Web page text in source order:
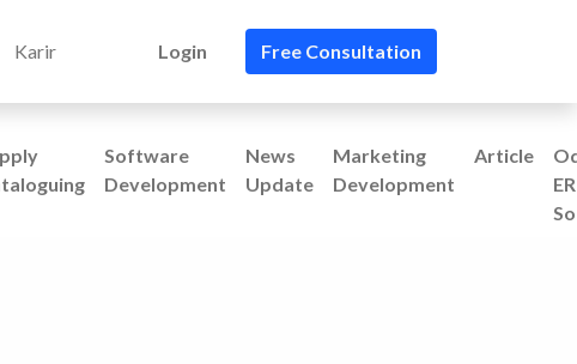
Karir Login Free Consultation
Software
Development
News
Update
Marketing
Development
Article